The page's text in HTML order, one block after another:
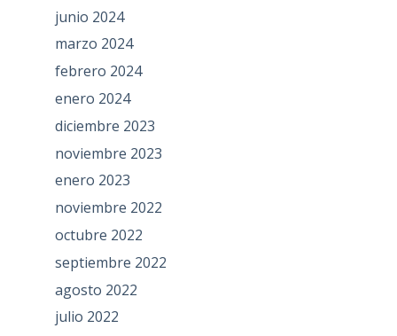
junio 2024
marzo 2024
febrero 2024
enero 2024
diciembre 2023
noviembre 2023
enero 2023
noviembre 2022
octubre 2022
septiembre 2022
agosto 2022
julio 2022